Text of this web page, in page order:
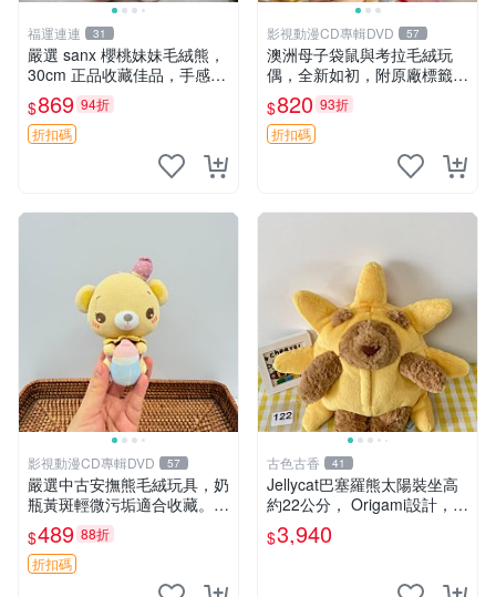
福運連連 31
嚴選 sanx 櫻桃妹妹毛絨熊，
30cm 正品收藏佳品，手感極
軟，適合贈送與收藏 櫻桃妹
妹、sanx、毛絨熊
$869 94折
折扣碼
影視動漫CD專輯DVD 57
澳洲母子袋鼠與考拉毛絨玩
偶，全新如初，附原廠標籤，
手感極軟，適合贈送親朋好
友。袋鼠與考拉正版，精緻尺
寸，適合作為收藏或家飾擺
設，增添暖意。 母子、袋
$820 93折
折扣碼
影視動漫CD專輯DVD 57
嚴選中古安撫熊毛絨玩具，奶
瓶黃斑輕微污垢適合收藏。默
認兩日發貨，全國快遞隨機派
送。 成色如圖可放心購買，
輕微瑕疵和臟污不影響使用。
安撫熊 中古玩偶 毛
$489 88折
折扣碼
古色古香 41
Jellycat巴塞羅熊太陽裝坐高
約22公分， Origami設計，來
自越南。嚴選 Recommendat
ion！巴塞羅、 Origami熊、J
$3,940